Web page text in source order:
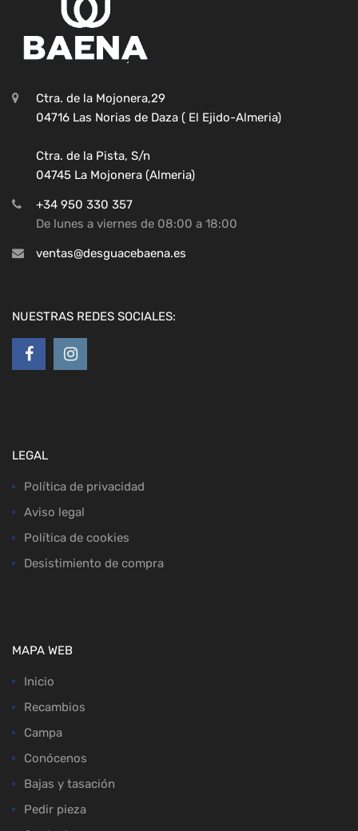
Ctra. de la Mojonera,29
04716 Las Norias de Daza ( El Ejido-Almeria)
Ctra. de la Pista, S/n
04745 La Mojonera (Almeria)
+34 950 330 357
De lunes a viernes de 08:00 a 18:00
ventas@desguacebaena.es
NUESTRAS REDES SOCIALES:
LEGAL
Política de privacidad
Aviso legal
Política de cookies
Desistimiento de compra
MAPA WEB
Inicio
Recambios
Campa
Conócenos
Bajas y tasación
Pedir pieza